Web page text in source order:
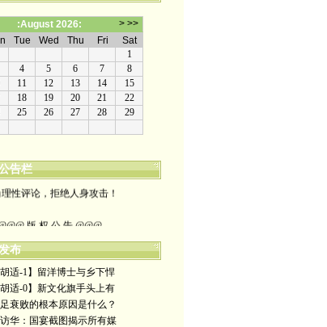
告栏
本博客所发布文章，
别注明者外，均为原创。
转载或制作视频，
布
适-1】留洋博士与乡下悍
适-0】新文化旗手头上有
衰败的根本原因是什么？
访华：国宴截图揭示所有媒